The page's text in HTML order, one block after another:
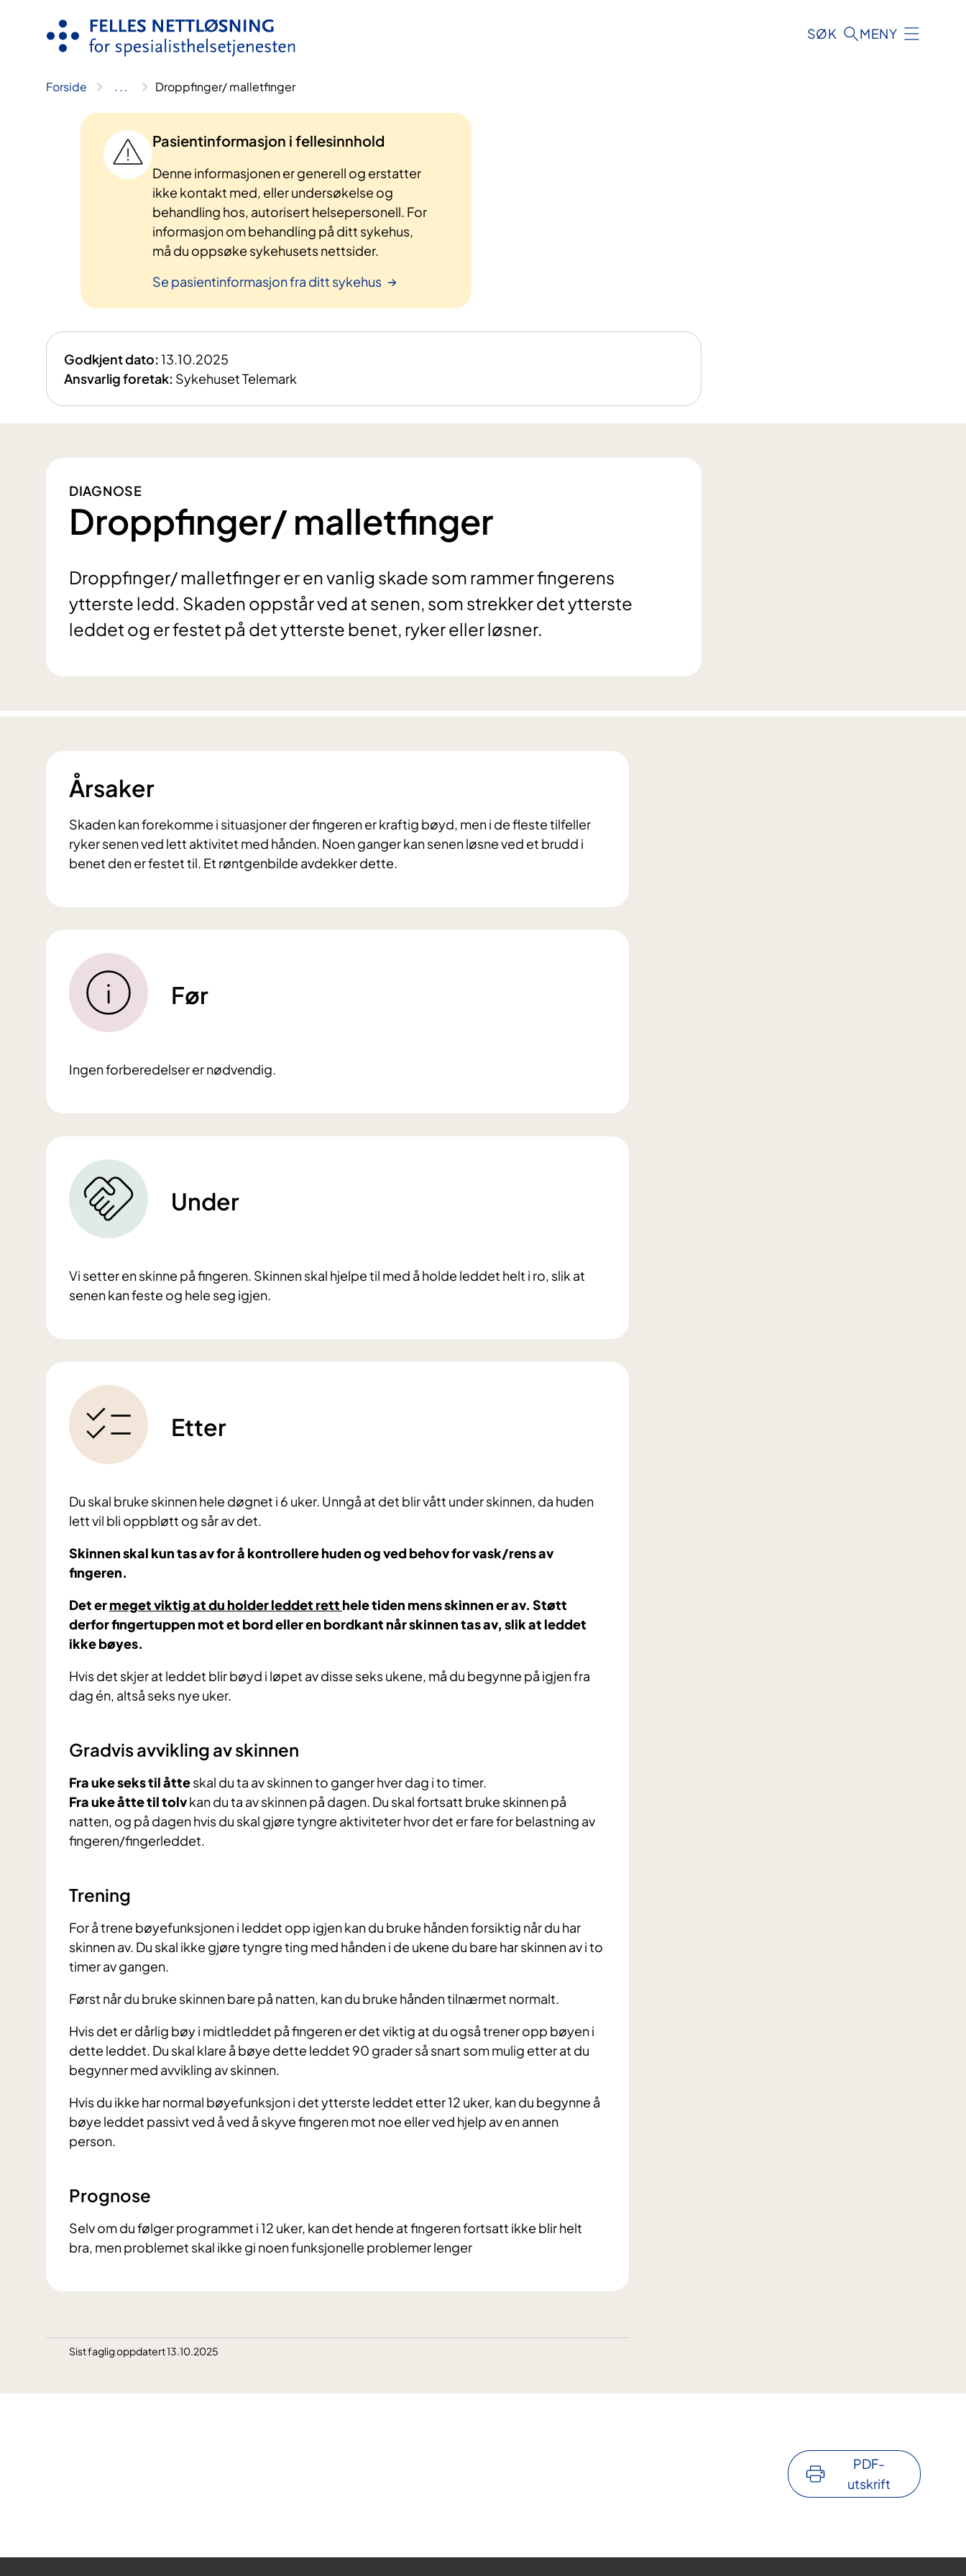
SØK MENY
Forside .. . Droppfinger/ malletfinger
Pasientinformasjon i fellesinnhold
Denne informasjonen er generell og erstatter
ikke kontakt med, eller undersøkelse og
behandling hos, autorisert helsepersonell. For
informasjon om behandling på ditt sykehus,
må du oppsøke sykehusets nettsider.
Se pasientinformasjon fra ditt sykehus
Godkjent dato:13.10.2025
Ansvarlig foretak: Sykehuset Telemark
DIAGNOSE
Droppfinger/ malletfinger
Droppfinger/ malletfinger er en vanlig skade som rammer fingerens
ytterste ledd. Skaden oppstår ved at senen, som strekker det ytterste
leddet og er festet på det ytterste benet, ryker eller løsner.
Årsaker
Skaden kan forekomme i situasjoner der fingeren er kraftig bøyd, men i de fleste tilfeller
ryker senen ved lett aktivitet med hånden. Noen ganger kan senen løsne ved et brudd i
benet den er festet til. Et røntgenbilde avdekker dette.
Før
Ingen forberedelser er nødvendig.
Under
Vi setter en skinne på fingeren. Skinnen skal hjelpe til med å holde leddet helt i ro, slik at
senen kan feste og hele seg igjen.
Etter
Du skal bruke skinnen hele døgnet i 6 uker. Unngå at det blir vått under skinnen, da huden
lett vil bli oppbløtt og sår av det.
Skinnen skal kun tas av for å kontrollere huden og ved behov for vask/rens av
fingeren.
Det ermeget viktig at du holder leddet rett hele tiden mens skinnen er av. Støtt
derfor fingertuppen mot et bord eller en bordkant når skinnen tas av, slik at leddet
ikke bøyes.
Hvis det skjer at leddet blir bøyd i løpet av disse seks ukene, må du begynne på igjen fra
dag én, altså seks nye uker.
Gradvis avvikling av skinnen
Fra uke seks til åtteskal du ta av skinnen to ganger hver dag i to timer.
Fra uke åtte til tolvkan du ta av skinnen på dagen. Du skal fortsatt bruke skinnen på
natten, og på dagen hvis du skal gjøre tyngre aktiviteter hvor det er fare for belastning av
fingeren/fingerleddet.
Trening
For å trene bøyefunksjonen i leddet opp igjen kan du bruke hånden forsiktig når du har
skinnen av. Du skal ikke gjøre tyngre ting med hånden i de ukene du bare har skinnen av i to
timer av gangen.
Først når du bruke skinnen bare på natten, kan du bruke hånden tilnærmet normalt.
Hvis det er dårlig bøy i midtleddet på fingeren er det viktig at du også trener opp bøyen i
dette leddet. Du skal klare å bøye dette leddet 90 grader så snart som mulig etter at du
begynner med avvikling av skinnen.
Hvis du ikke har normal bøyefunksjon i det ytterste leddet etter 12 uker, kan du begynne å
bøye leddet passivt ved å ved å skyve fingeren mot noe eller ved hjelp av en annen
person.
Prognose
Selv om du følger programmet i 12 uker, kan det hende at fingeren fortsatt ikke blir helt
bra, men problemet skal ikke gi noen funksjonelle problemer lenger
Sist faglig oppdatert 13.10.2025
PDF-
utskrift